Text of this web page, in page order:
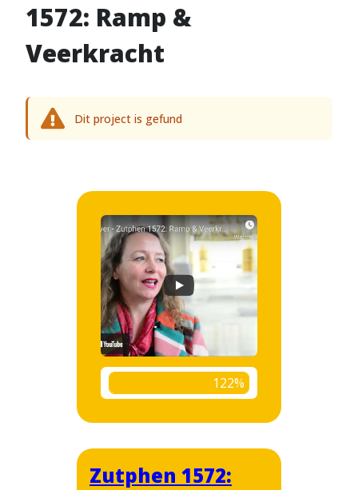
1572: Ramp &
Veerkracht
Dit project is gefund
122%
Zutphen 1572: